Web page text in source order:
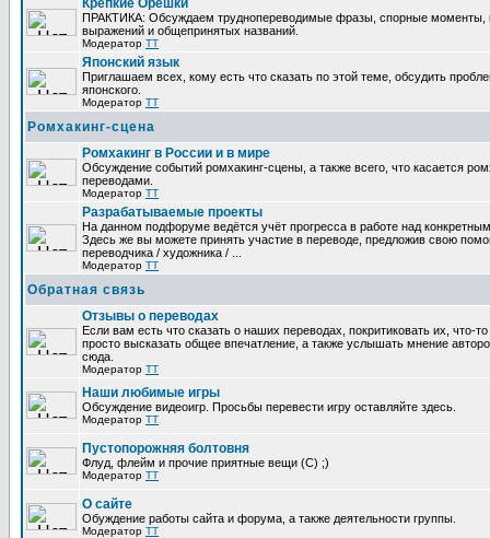
Крепкие Орешки
ПРАКТИКА: Обсуждаем труднопереводимые фразы, спорные моменты,
выражений и общепринятых названий.
Модератор TT
Японский язык
Приглашаем всех, кому есть что сказать по этой теме, обсудить
японского.
Модератор TT
Ромхакинг-сцена
Ромхакинг в России и в мире
Обсуждение событий ромхакинг-сцены, а также всего, что касается
переводами.
Модератор TT
Разрабатываемые проекты
На данном подфоруме ведётся учёт прогресса в работе над
Здесь же вы можете принять участие в переводе, предложив свою
переводчика / художника / ...
Модератор TT
Обратная связь
Отзывы о переводах
Если вам есть что сказать о наших переводах, покритиковать их, что-
просто высказать общее впечатление, а также услышать мнение
сюда.
Модератор TT
Наши любимые игры
Обсуждение видеоигр. Просьбы перевести игру оставляйте здесь.
Модератор TT
Пустопорожняя болтовня
Флуд, флейм и прочие приятные вещи (C) ;)
Модератор TT
О сайте
Обуждение работы сайта и форума, а также деятельности группы.
Модератор TT